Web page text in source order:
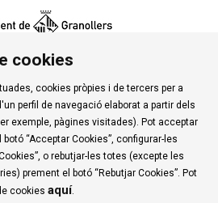
Genèrica | Alta Tercers
|
de privadesa | Avís Legal
|
d'ús Roca Umbert
instagram
Link a youtubeLink a twitter
Link
cookies
cookies pròpies i de tercers per a
perfil de navegació elaborat a partir dels
exemple, pàgines visitades). Pot acceptar
“Acceptar Cookies”, configurar-les
o rebutjar-les totes (excepte les
prement el botó “Rebutjar Cookies”. Pot
cookies aquí.